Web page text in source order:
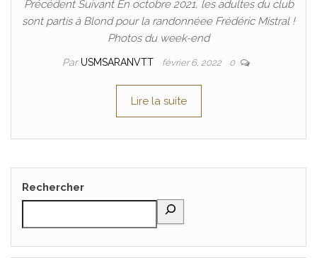
Précédent Suivant En octobre 2021, les adultes du club
sont partis à Blond pour la randonnéee Frédéric Mistral !
Photos du week-end
Par USMSARANVTT février 6, 2022 0
Lire la suite
Rechercher